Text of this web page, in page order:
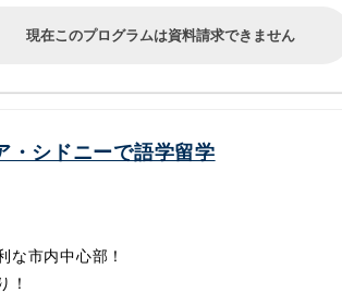
現在このプログラムは資料請求できません
・シドニーで語学留学
な市内中心部！
！